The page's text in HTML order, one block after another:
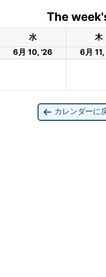
The
水 木
6月 10, '26 6月
カレンダーに